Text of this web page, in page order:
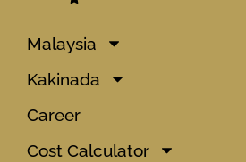
Malaysia
Kakinada
Career
Cost Calculator